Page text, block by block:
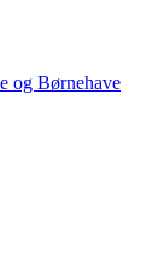
og Børnehave